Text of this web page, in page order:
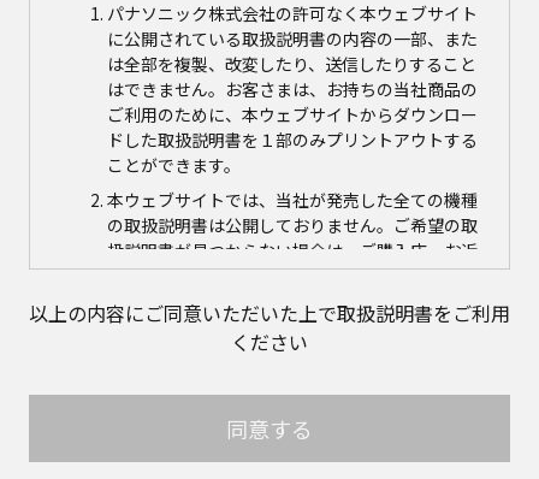
パナソニック株式会社の許可なく本ウェブサイト
に公開されている取扱説明書の内容の一部、また
は全部を複製、改変したり、送信したりすること
はできません。お客さまは、お持ちの当社商品の
ご利用のために、本ウェブサイトからダウンロー
ドした取扱説明書を１部のみプリントアウトする
ことができます。
本ウェブサイトでは、当社が発売した全ての機種
の取扱説明書は公開しておりません。ご希望の取
扱説明書が見つからない場合は、ご購入店、お近
くの当社商品の取扱店、または当社サービス会社
に直接お問い合わせの上、ご購入いただきますよ
うお願いいたします。ただし、商品自体の生産中
止などの理由により、当該商品につき取扱説明書
めご了承ください。
本ウェブサイトに公開されている取扱説明書の対
象商品が生産中止などの理由でご購入できない場
以上の内容にご同意いただいた上で取扱説明書をご利用
ください
同意する